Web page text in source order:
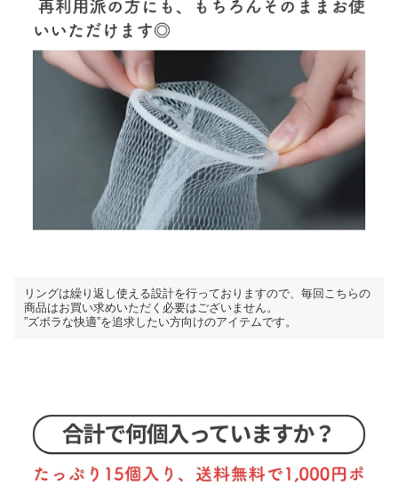
リングは繰り返し使える設計を行っておりますので、毎回こちらの
商品はお買い求めいただく必要はございません。
”ズボラな快適”を追求したい方向けのアイテムです。